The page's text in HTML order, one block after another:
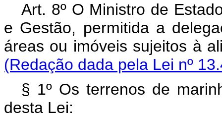
Art. 8º O Ministro de
e Gestão, permitida a
áreas ou imóveis sujeitos
(Redação dada pela Lei nº
§ 1º Os terrenos de
desta Lei: